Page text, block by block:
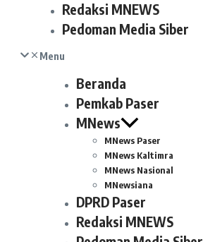
Redaksi MNEWS
Pedoman Media Siber
Menu
Beranda
Pemkab Paser
MNews
MNews Paser
MNews Kaltimra
MNews Nasional
MNewsiana
DPRD Paser
Redaksi MNEWS